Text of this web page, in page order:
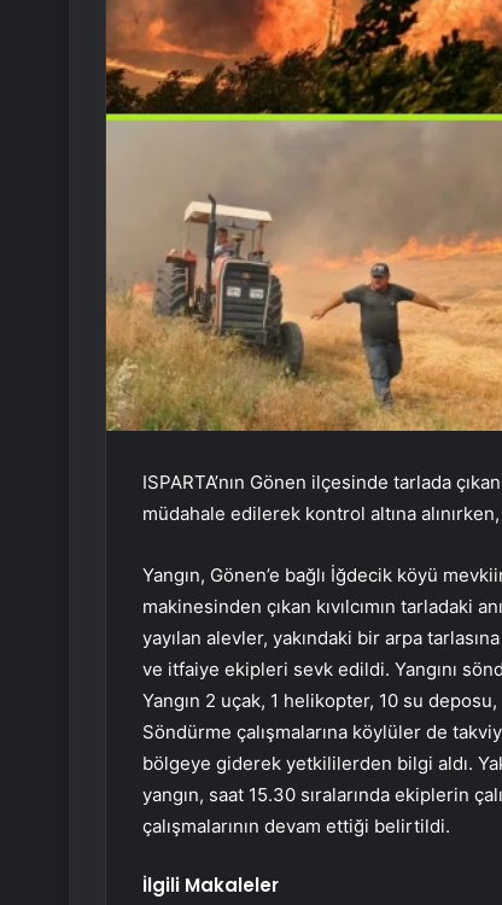
ISPARTA’nın Gönen ilçesinde tarlada
müdahale edilerek kontrol altına
Yangın, Gönen’e bağlı İğdecik köyü
makinesinden çıkan kıvılcımın tarladaki
yayılan alevler, yakındaki bir arpa
ve itfaiye ekipleri sevk edildi. Yangını
Yangın 2 uçak, 1 helikopter, 10 su
Söndürme çalışmalarına köylüler de
bölgeye giderek yetkililerden bilgi aldı.
yangın, saat 15.30 sıralarında ekiplerin
çalışmalarının devam ettiği belirtildi.
İlgili Makaleler